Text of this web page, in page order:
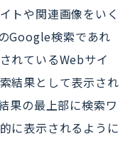
トや関連画像をいく
Google検索であれ
れているWebサイ
結果として表示され
果の最上部に検索ワ
に表示されるように